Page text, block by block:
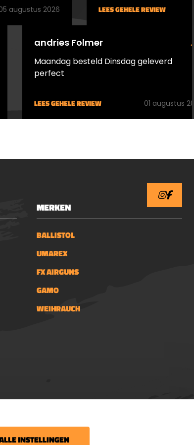
augustus 2026 LEES GEHELE REVIEW
andries Folmer
Maandag besteld Dinsdag geleverd
perfect
LEES GEHELE REVIEW 01 augustus
MERKEN
BALLISTOL
UMAREX
FX AIRGUNS
GAMO
WEIHRAUCH
bestelling.
INSTELLINGEN